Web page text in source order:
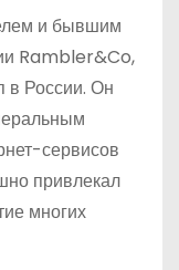
и бывшим
Rambler&Co,
в России. Он
сервисов
привлекал
многих